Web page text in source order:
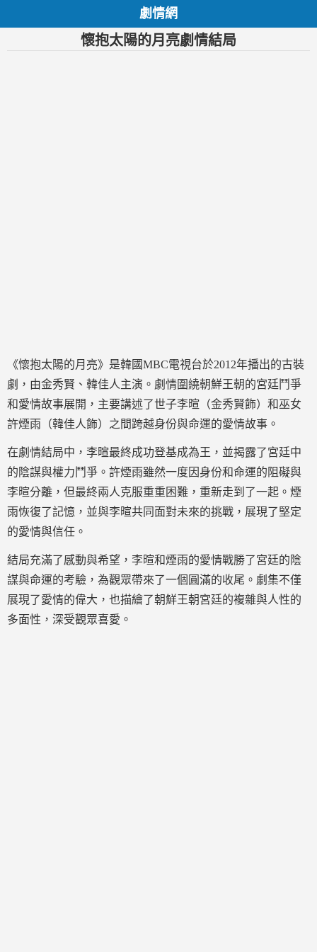
劇情網
懷抱太陽的月亮劇情結局
《懷抱太陽的月亮》是韓國MBC電視台於2012年播出的古裝
劇，由金秀賢、韓佳人主演。劇情圍繞朝鮮王朝的宮廷鬥爭
和愛情故事展開，主要講述了世子李暄（金秀賢飾）和巫女
許煙雨（韓佳人飾）之間跨越身份與命運的愛情故事。
在劇情結局中，李暄最終成功登基成為王，並揭露了宮廷中
的陰謀與權力鬥爭。許煙雨雖然一度因身份和命運的阻礙與
李暄分離，但最終兩人克服重重困難，重新走到了一起。煙
雨恢復了記憶，並與李暄共同面對未來的挑戰，展現了堅定
的愛情與信任。
結局充滿了感動與希望，李暄和煙雨的愛情戰勝了宮廷的陰
謀與命運的考驗，為觀眾帶來了一個圓滿的收尾。劇集不僅
展現了愛情的偉大，也描繪了朝鮮王朝宮廷的複雜與人性的
多面性，深受觀眾喜愛。